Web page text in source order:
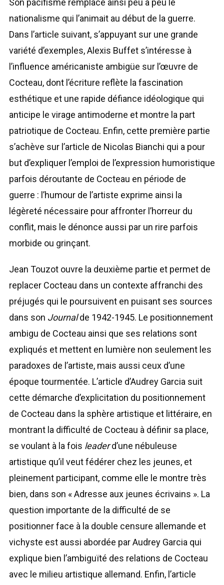
Son pacifisme remplace ainsi peu à peu le
nationalisme qui l’animait au début de la guerre.
Dans l’article suivant, s’appuyant sur une grande
variété d’exemples, Alexis Buffet s’intéresse à
l’influence américaniste ambigüe sur l’œuvre de
Cocteau, dont l’écriture reflète la fascination
esthétique et une rapide défiance idéologique qui
anticipe le virage antimoderne et montre la part
patriotique de Cocteau. Enfin, cette première partie
s’achève sur l’article de Nicolas Bianchi qui a pour
but d’expliquer l’emploi de l’expression humoristique
parfois déroutante de Cocteau en période de
guerre : l’humour de l’artiste exprime ainsi la
légèreté nécessaire pour affronter l’horreur du
conflit, mais le dénonce aussi par un rire parfois
morbide ou grinçant.
Jean Touzot ouvre la deuxième partie et permet de
replacer Cocteau dans un contexte affranchi des
préjugés qui le poursuivent en puisant ses sources
dans son Journalde 1942-1945. Le positionnement
ambigu de Cocteau ainsi que ses relations sont
expliqués et mettent en lumière non seulement les
paradoxes de l’artiste, mais aussi ceux d’une
époque tourmentée. L’article d’Audrey Garcia suit
cette démarche d’explicitation du positionnement
de Cocteau dans la sphère artistique et littéraire, en
montrant la difficulté de Cocteau à définir sa place,
se voulant à la fois leaderd’une nébuleuse
artistique qu’il veut fédérer chez les jeunes, et
pleinement participant, comme elle le montre très
bien, dans son « Adresse aux jeunes écrivains ». La
question importante de la difficulté de se
positionner face à la double censure allemande et
vichyste est aussi abordée par Audrey Garcia qui
explique bien l’ambiguïté des relations de Cocteau
avec le milieu artistique allemand. Enfin, l’article